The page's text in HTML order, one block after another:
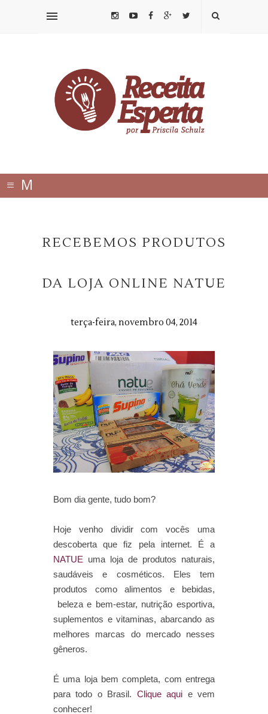
≡ M
RECEBEMOS PRODUTOS
DA LOJA ONLINE NATUE
terça-feira, novembro 04, 2014
Bom dia gente, tudo bom?
Hoje venho dividir com vocês uma
descoberta que fiz pela internet. É a
NATUE uma loja de produtos naturais,
saudáveis e cosméticos. Eles tem
produtos como alimentos e bebidas,
beleza e bem-estar, nutrição esportiva,
suplementos e vitaminas, abarcando as
melhores marcas do mercado nesses
gêneros.
É uma loja bem completa, com entrega
para todo o Brasil. Clique aqui e vem
conhecer!